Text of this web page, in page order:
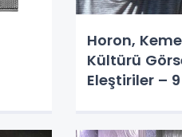
Horon,
Kültürü
Eleştiriler – 9